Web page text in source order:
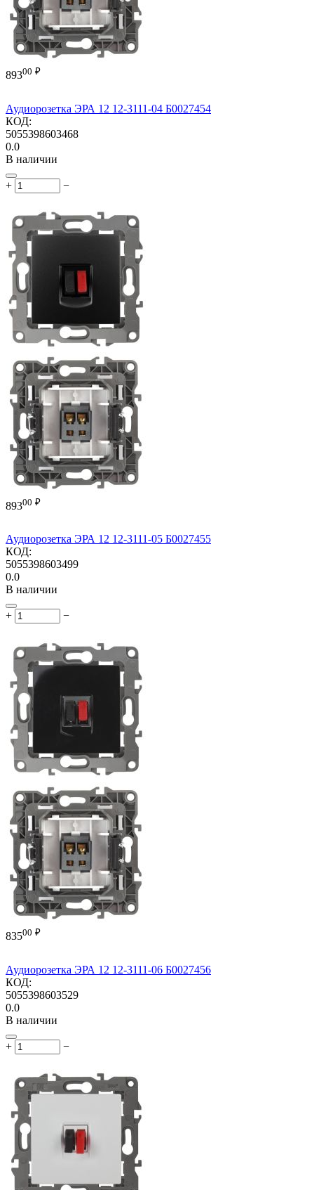
89300 ₽
Аудиорозетка ЭРА 12 12-3111-04 Б0027454
КОД:
5055398603468
0.0
В наличии
+ −
89300 ₽
Аудиорозетка ЭРА 12 12-3111-05 Б0027455
КОД:
5055398603499
0.0
В наличии
+ −
83500 ₽
Аудиорозетка ЭРА 12 12-3111-06 Б0027456
КОД:
5055398603529
0.0
В наличии
+ −